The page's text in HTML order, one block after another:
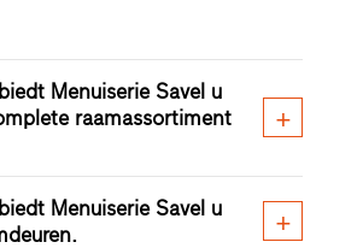
Menuiserie Savel u
raamassortiment
Menuiserie Savel u